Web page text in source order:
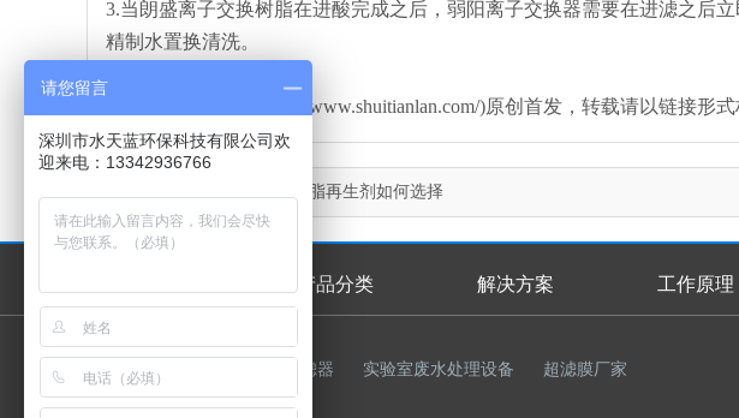
3.当朗盛离子交换树脂在进酸完成之后，弱阳离子交换器需要在进滤之后
精制水置换清洗。
本文由水天蓝环保(http://www.shuitianlan.com/)原创首发，转载请以链接形
朗盛离子交换树脂再生剂如何选择
产品分类 解决方案 工作原理
首页幻灯
友情链接： 过滤器 实验室废水处理设备 超滤膜厂家
请您留言
深圳市水天蓝环保科技有限公司欢
迎来电：13342936766